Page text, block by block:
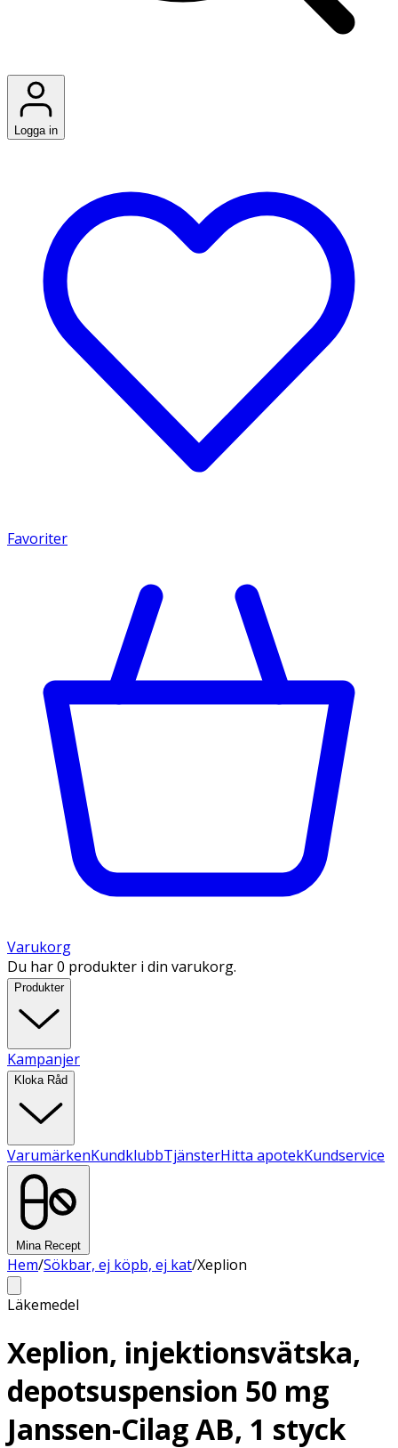
Logga in
Favoriter
Varukorg
Du har 0 produkter i din varukorg.
Produkter
Kampanjer
Kloka Råd
VarumärkenKundklubbTjänsterHitta apotekKundservice
Mina Recept
Hem/Sökbar, ej köpb, ej kat/Xeplion
Läkemedel
Xeplion, injektionsvätska,
depotsuspension 50 mg
Janssen-Cilag AB, 1 styck